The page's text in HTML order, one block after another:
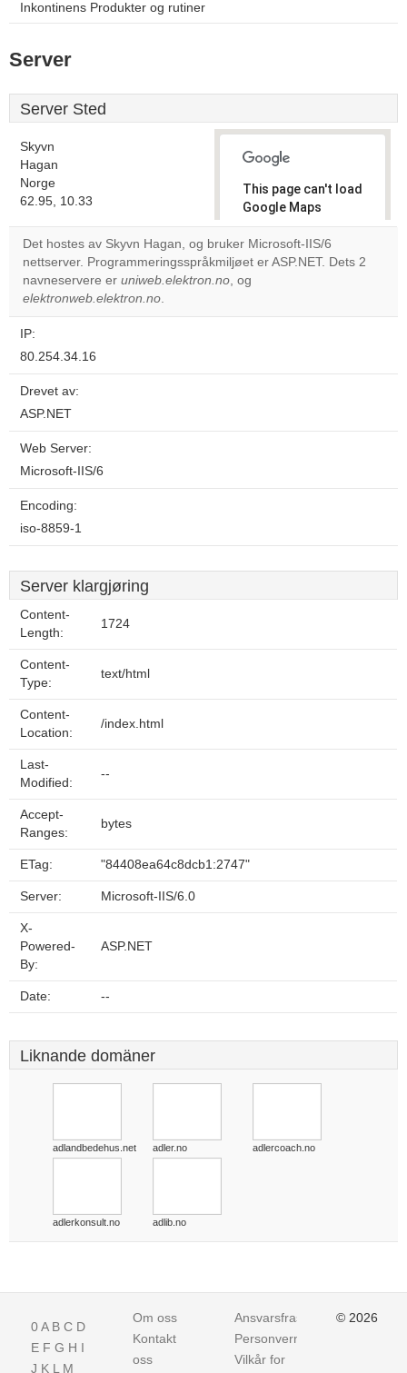
Inkontinens Produkter og rutiner
Server
Server Sted
Skyvn
Hagan
Norge
62.95, 10.33
This page can't load
Google Maps
correctly.
Do you
Det hostes av Skyvn Hagan, og bruker Microsoft-IIS/6
nettserver. Programmeringsspråkmiljøet er ASP.NET. Dets 2
navneservere er uniweb.elektron.no, og
elektronweb.elektron.no.
IP:
80.254.34.16
Drevet av:
ASP.NET
Web Server:
Microsoft-IIS/6
Encoding:
iso-8859-1
Server klargjøring
Content-
Length:
1724
Content-
Type:
text/html
Content-
Location:
/index.html
Last-
Modified:
--
Accept-
Ranges:
bytes
ETag: "84408ea64c8dcb1:2747"
Server: Microsoft-IIS/6.0
X-
Powered-
By:
ASP.NET
Date: --
Liknande domäner
adlandbedehus.net adler.no adlercoach.no
adlerkonsult.no adlib.no
0A B C D
E F G H I
J K L M
Om oss
Kontakt
oss
Ansvarsfraskrivelse
Personvern
Vilkår for
© 2026